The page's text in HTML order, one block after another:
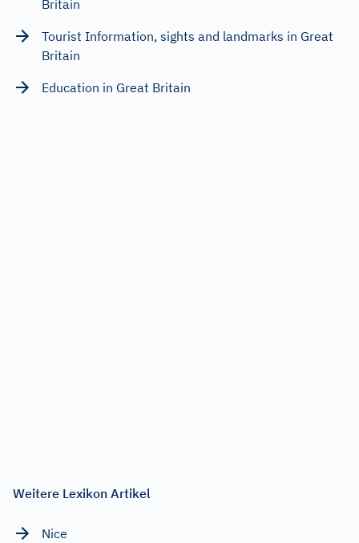
Britain
Tourist Information, sights and landmarks in Great
Britain
Education in Great Britain
Weitere Lexikon Artikel
Nice